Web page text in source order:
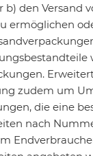
den Versand
ermöglichen
zudem um
die eine
nach